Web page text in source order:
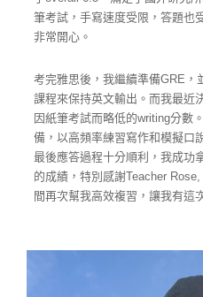
筆考試，手寫速度受限，答題也
非常開心。
考完雅思後，我繼續準備GRE，
課程來保持英文輸出。而我最近
因紙筆考試而略低的writing分數
備，以高頻率練習寫作和模擬口
最後應答過程十分順利，我成功
的成績，特別感謝Teacher
間再次幫我高效複習，讓我有這